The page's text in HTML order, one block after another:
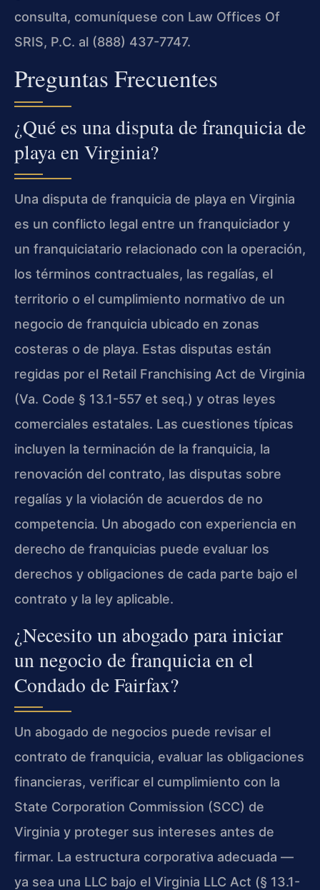
consulta, comuníquese con Law Offices Of
SRIS, P.C. al (888) 437-7747.
Preguntas Frecuentes
¿Qué es una disputa de franquicia de
playa en Virginia?
Una disputa de franquicia de playa en Virginia
es un conflicto legal entre un franquiciador y
un franquiciatario relacionado con la operación,
los términos contractuales, las regalías, el
territorio o el cumplimiento normativo de un
negocio de franquicia ubicado en zonas
costeras o de playa. Estas disputas están
regidas por el Retail Franchising Act de Virginia
(Va. Code § 13.1-557 et seq.) y otras leyes
comerciales estatales. Las cuestiones típicas
incluyen la terminación de la franquicia, la
renovación del contrato, las disputas sobre
regalías y la violación de acuerdos de no
competencia. Un abogado con experiencia en
derecho de franquicias puede evaluar los
derechos y obligaciones de cada parte bajo el
contrato y la ley aplicable.
¿Necesito un abogado para iniciar
un negocio de franquicia en el
Condado de Fairfax?
Un abogado de negocios puede revisar el
contrato de franquicia, evaluar las obligaciones
financieras, verificar el cumplimiento con la
State Corporation Commission (SCC) de
Virginia y proteger sus intereses antes de
firmar. La estructura corporativa adecuada —
ya sea una LLC bajo el Virginia LLC Act (§ 13.1-